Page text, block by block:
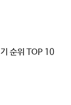
순위 TOP 10